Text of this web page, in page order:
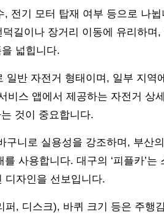
전기 모터 탑재 여부 등으로 나뉩
길이나 장거리 이동에 유리하며,
넓힙니다.
일반 자전거 형태이며, 일부 지역
비스 앱에서 제공하는 자전거 상
것이 중요합니다.
구니로 실용성을 강조하며, 부산의
사용합니다. 대구의 ‘피플카’는
디자인을 선보입니다.
, 디스크), 바퀴 크기 등은 주행